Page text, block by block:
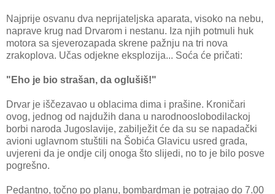
Najprije osvanu dva neprijateljska aparata, visoko na nebu,
naprave krug nad Drvarom i nestanu. Iza njih potmuli huk
motora sa sjeverozapada skrene pažnju na tri nova
zrakoplova. Učas odjekne eksplozija... Soća će pričati:
"Eho je bio strašan, da oglušiš!"
Drvar je iščezavao u oblacima dima i prašine. Kroničari
ovog, jednog od najdužih dana u narodnooslobodilackoj
borbi naroda Jugoslavije, zabilježit će da su se napadački
avioni uglavnom stuštili na Šobića Glavicu usred grada,
uvjereni da je ondje cilj onoga što slijedi, no to je bilo posve
pogrešno.
Pedantno, točno po planu, bombardman je potrajao do 7.00